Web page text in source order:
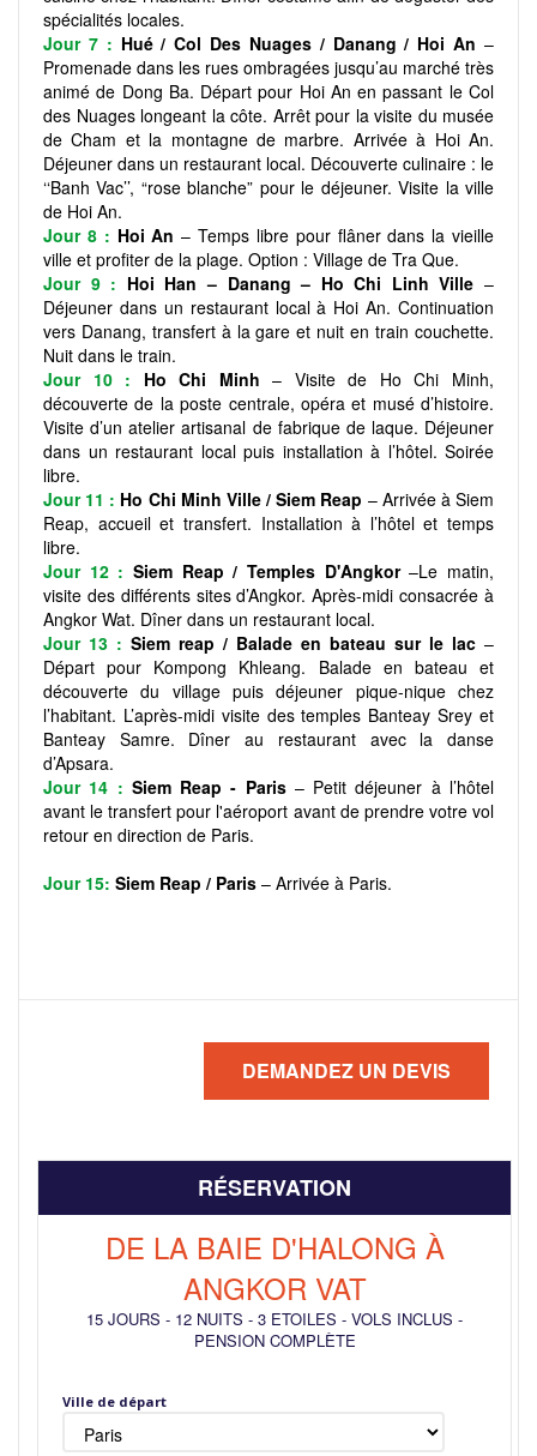
spécialités locales.
Jour 7 : Hué / Col Des Nuages / Danang / Hoi An–
Promenade dans les rues ombragées jusqu’au marché très
animé de Dong Ba. Départ pour Hoi An en passant le Col
des Nuages longeant la côte. Arrêt pour la visite du musée
de Cham et la montagne de marbre. Arrivée à Hoi An.
Déjeuner dans un restaurant local. Découverte culinaire : le
‘‘Banh Vac’’, “rose blanche” pour le déjeuner. Visite la ville
de Hoi An.
Jour 8 : Hoi An– Temps libre pour flâner dans la vieille
ville et profiter de la plage. Option : Village de Tra Que.
Jour 9 : Hoi Han – Danang – Ho Chi Linh Ville –
Déjeuner dans un restaurant local à Hoi An. Continuation
vers Danang, transfert à la gare et nuit en train couchette.
Nuit dans le train.
Jour 10 : Ho Chi Minh– Visite de Ho Chi Minh,
découverte de la poste centrale, opéra et musé d’histoire.
Visite d’un atelier artisanal de fabrique de laque. Déjeuner
dans un restaurant local puis installation à l’hôtel. Soirée
libre.
Jour 11 : Ho Chi Minh Ville / Siem Reap – Arrivée à Siem
Reap, accueil et transfert. Installation à l’hôtel et temps
libre.
Jour 12 : Siem Reap / Temples D'Angkor–Le matin,
visite des différents sites d’Angkor. Après-midi consacrée à
Angkor Wat. Dîner dans un restaurant local.
Jour 13 : Siem reap / Balade en bateau sur le lac –
Départ pour Kompong Khleang. Balade en bateau et
découverte du village puis déjeuner pique-nique chez
l’habitant. L’après-midi visite des temples Banteay Srey et
Banteay Samre. Dîner au restaurant avec la danse
d’Apsara.
Jour 14 : Siem Reap - Paris – Petit déjeuner à l’hôtel
avant le transfert pour l'aéroport avant de prendre votre vol
retour en direction de Paris.
Jour 15: Siem Reap / Paris – Arrivée à Paris.
RÉSERVATION
DE LA BAIE D'HALONG À
ANGKOR VAT
15 JOURS - 12 NUITS - 3 ETOILES - VOLS INCLUS -
PENSION COMPLÈTE
Ville de départ